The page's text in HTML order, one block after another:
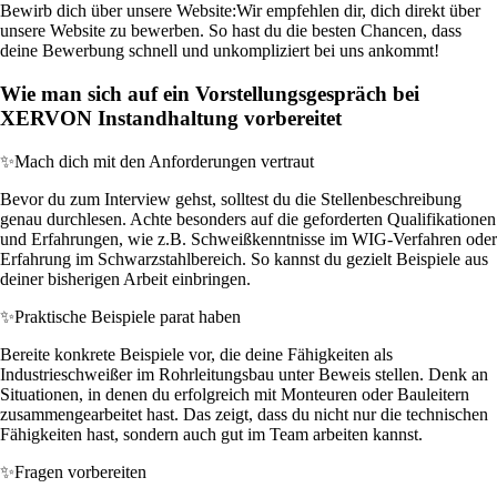
Bewirb dich über unsere Website:Wir empfehlen dir, dich direkt über
unsere Website zu bewerben. So hast du die besten Chancen, dass
deine Bewerbung schnell und unkompliziert bei uns ankommt!
Wie man sich auf ein Vorstellungsgespräch bei
XERVON Instandhaltung vorbereitet
✨Mach dich mit den Anforderungen vertraut
Bevor du zum Interview gehst, solltest du die Stellenbeschreibung
genau durchlesen. Achte besonders auf die geforderten Qualifikationen
und Erfahrungen, wie z.B. Schweißkenntnisse im WIG-Verfahren oder
Erfahrung im Schwarzstahlbereich. So kannst du gezielt Beispiele aus
deiner bisherigen Arbeit einbringen.
✨Praktische Beispiele parat haben
Bereite konkrete Beispiele vor, die deine Fähigkeiten als
Industrieschweißer im Rohrleitungsbau unter Beweis stellen. Denk an
Situationen, in denen du erfolgreich mit Monteuren oder Bauleitern
zusammengearbeitet hast. Das zeigt, dass du nicht nur die technischen
Fähigkeiten hast, sondern auch gut im Team arbeiten kannst.
✨Fragen vorbereiten